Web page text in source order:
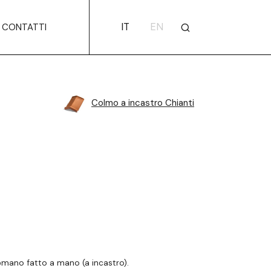
CONTATTI IT EN
Colmo a incastro Chianti
fatto a mano (a incastro).